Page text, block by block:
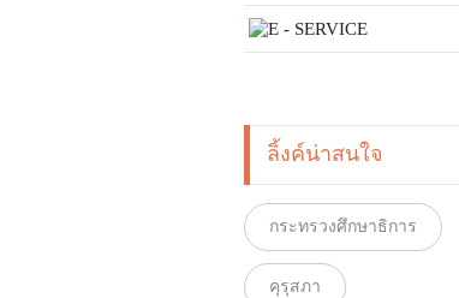
ลิ้งค์น่าสนใจ
กระทรวงศึกษาธิการ
คุรุสภา